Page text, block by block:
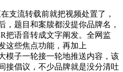
流转载前就把视频处置了，
，题目和案牍都没提你品牌名，
把语音转成文字阐发。全网监
这些焦点功能，再加上
模子一轮接一轮地推送内容，该
接倡议，不少品牌就是没分清吐